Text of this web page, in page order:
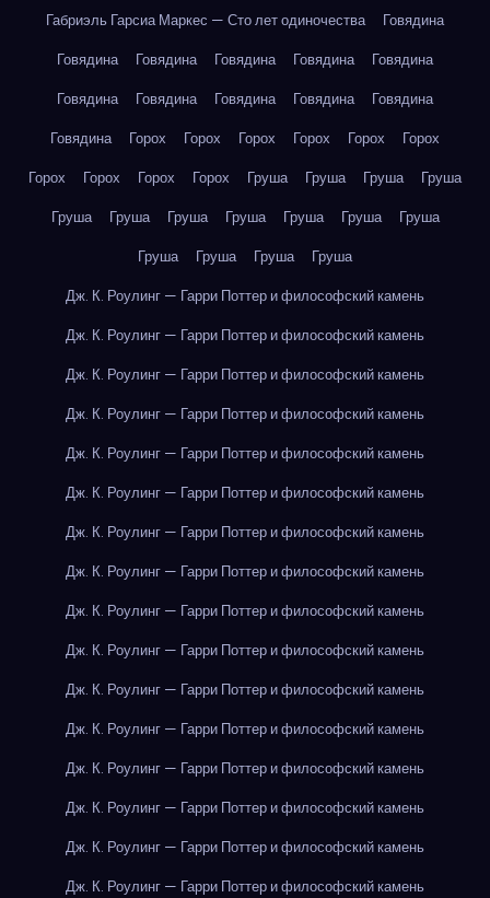
Габриэль Гарсиа Маркес — Сто лет одиночества
Говядина
Говядина
Говядина Говядина Говядина
Говядина
Говядина
Говядина Говядина Говядина
Говядина
Говядина
Горох Горох Горох Горох Горох
Горох
Горох
Горох Горох Горох Груша Груша Груша
Груша
Груша
Груша Груша Груша Груша Груша
Груша
Груша
Груша Груша
Груша
Дж. К. Роулинг — Гарри Поттер и философский камень
Дж. К. Роулинг — Гарри Поттер и философский камень
Дж. К. Роулинг — Гарри Поттер и философский камень
Дж. К. Роулинг — Гарри Поттер и философский камень
Дж. К. Роулинг — Гарри Поттер и философский камень
Дж. К. Роулинг — Гарри Поттер и философский камень
Дж. К. Роулинг — Гарри Поттер и философский камень
Дж. К. Роулинг — Гарри Поттер и философский камень
Дж. К. Роулинг — Гарри Поттер и философский камень
Дж. К. Роулинг — Гарри Поттер и философский камень
Дж. К. Роулинг — Гарри Поттер и философский камень
Дж. К. Роулинг — Гарри Поттер и философский камень
Дж. К. Роулинг — Гарри Поттер и философский камень
Дж. К. Роулинг — Гарри Поттер и философский камень
Дж. К. Роулинг — Гарри Поттер и философский камень
Дж. К. Роулинг — Гарри Поттер и философский камень